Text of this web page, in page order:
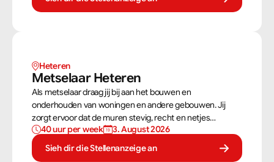
stevig als netjes is afgewerkt.
Heteren
Metselaar Heteren
Als metselaar draag jij bij aan het bouwen en
onderhouden van woningen en andere gebouwen. Jij
zorgt ervoor dat de muren stevig, recht en netjes
opgebouwd worden. Aan de hand van een bouwtekening
weet jij precies hoe een muur gebouwd moet worden. Als
metselaar kan je alleen werken of in een team je steentje
40 uur per week
3. August 2026
Sieh dir die Stellenanzeige an